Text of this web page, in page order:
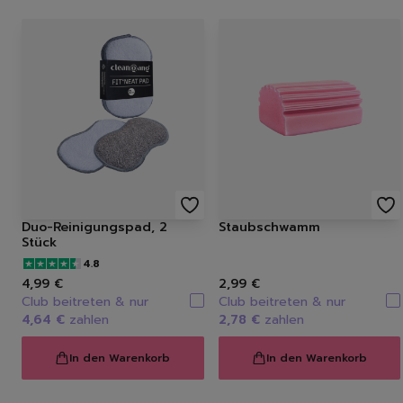
Duo-Reinigungspad, 2
Stück
4.8
4,99 €
Club beitreten & nur
4,64 € zahlen
In den Warenkorb
Staubschwamm
2,99 €
Club beitreten & nur
2,78 €zahlen
In den Warenkorb